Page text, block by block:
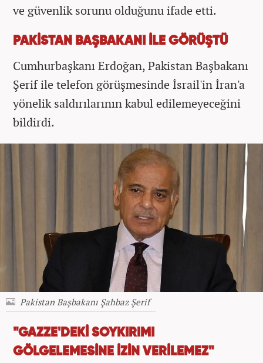
ve güvenlik sorunu olduğunu ifade etti.
PAKİSTAN BAŞBAKANI İLE GÖRÜŞTÜ
Cumhurbaşkanı Erdoğan, Pakistan Başbakanı
Şerif ile telefon görüşmesinde İsrail'in İran'a
yönelik saldırılarının kabul edilemeyeceğini
bildirdi.
Pakistan Başbakanı Şahbaz Şerif
"GAZZE'DEKİ SOYKIRIMI
GÖLGELEMESİNE İZİN VERİLEMEZ"